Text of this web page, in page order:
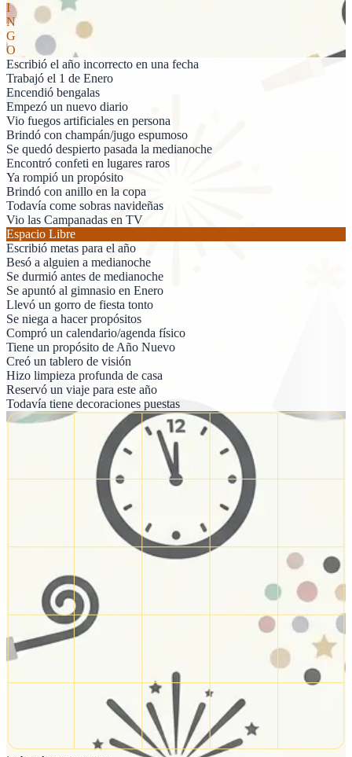
I
N
G
O
Escribió el año incorrecto en una fecha
Trabajó el 1 de Enero
Encendió bengalas
Empezó un nuevo diario
Vio fuegos artificiales en persona
Brindó con champán/jugo espumoso
Se quedó despierto pasada la medianoche
Encontró confeti en lugares raros
Ya rompió un propósito
Brindó con anillo en la copa
Todavía come sobras navideñas
Vio las Campanadas en TV
Espacio Libre
Escribió metas para el año
Besó a alguien a medianoche
Se durmió antes de medianoche
Se apuntó al gimnasio en Enero
Llevó un gorro de fiesta tonto
Se niega a hacer propósitos
Compró un calendario/agenda físico
Tiene un propósito de Año Nuevo
Creó un tablero de visión
Hizo limpieza profunda de casa
Reservó un viaje para este año
Todavía tiene decoraciones puestas